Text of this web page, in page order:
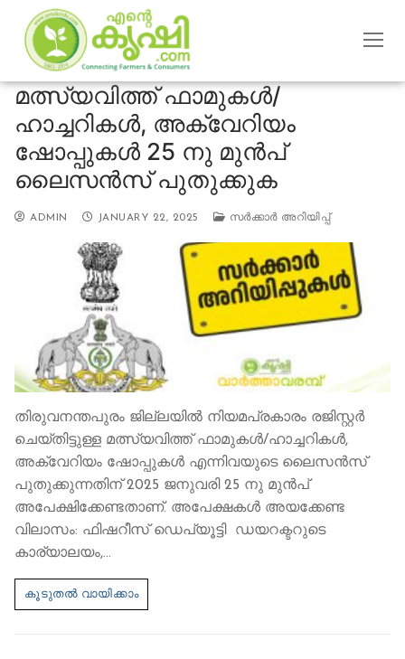
content
മത്സ്യവിത്ത് ഫാമുകൾ/
ഹാച്ചറികൾ, അക്വേറിയം
ഷോപ്പുകൾ 25 നു മുൻപ്
ലൈസൻസ് പുതുക്കുക
ADMIN JANUARY 22, 2025 സര്‍ക്കാര്‍ അറിയിപ്പ്
തിരുവനന്തപുരം ജില്ലയിൽ നിയമപ്രകാരം രജിസ്റ്റർ
ചെയ്തിട്ടുള്ള മത്സ്യവിത്ത് ഫാമുകൾ/ഹാച്ചറികൾ,
അക്വേറിയം ഷോപ്പുകൾ എന്നിവയുടെ ലൈസൻസ്
പുതുക്കുന്നതിന് 2025 ജനുവരി 25 നു മുൻപ്
അപേക്ഷിക്കേണ്ടതാണ്. അപേക്ഷകൾ അയക്കേണ്ട
വിലാസം: ഫിഷറീസ് ഡെപ്യൂട്ടി ഡയറക്ട‌റുടെ
കാര്യാലയം,…